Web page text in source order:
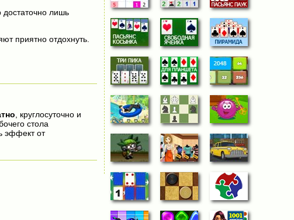
достаточно лишь
приятно отдохнуть.
, круглосуточно и
стола
эффект от